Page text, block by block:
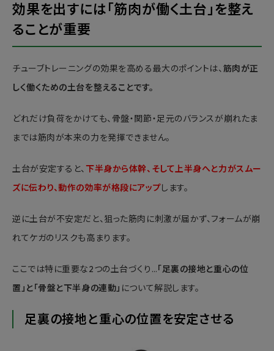
効果を出すには「筋肉が働く土台」を整え
ることが重要
チューブトレーニングの効果を高める最大のポイントは、筋肉が正
しく働くための土台を整えることです。
どれだけ負荷をかけても、骨盤・関節・足元のバランスが崩れたま
までは筋肉が本来の力を発揮できません。
土台が安定すると、 下半身から体幹、そして上半身へと力がスムー
ズに伝わり、動作の効率が格段にアップします。
逆に土台が不安定だと、狙った筋肉に刺激が届かず、フォームが崩
れてケガのリスクも高まります。
ここでは特に重要な2つの土台づくり…「足裏の接地と重心の位
置」と「骨盤と下半身の連動」 について解説します。
足裏の接地と重心の位置を安定させる